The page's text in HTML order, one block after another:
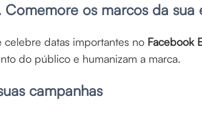
Comemore os marcos da sua
celebre datas importantes no Facebook
do público e humanizam a marca.
campanhas